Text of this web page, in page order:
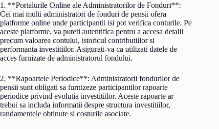
1. **Portalurile Online ale Administratorilor de Fonduri**:
Cei mai multi administratori de fonduri de pensii ofera
platforme online unde participantii isi pot verifica conturile. Pe
aceste platforme, va puteti autentifica pentru a accesa detalii
precum valoarea contului, istoricul contributiilor si
performanta investitiilor. Asigurati-va ca utilizati datele de
acces furnizate de administratorul fondului.
2. **Rapoartele Periodice**: Administratorii fondurilor de
pensii sunt obligati sa furnizeze participantilor rapoarte
periodice privind evolutia investitiilor. Aceste rapoarte ar
trebui sa includa informatii despre structura investitiilor,
randamentele obtinute si costurile asociate.